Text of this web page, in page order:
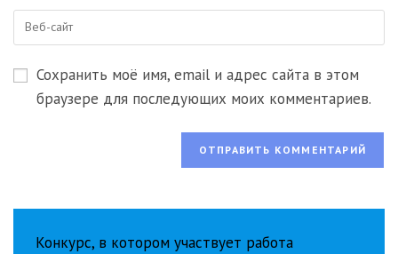
пользователя,
чтобы
прокомментировать
адрес,
чтобы
Введите
веб-
сайта
Сохранить моё имя, email и адрес сайта в этом
браузере для последующих моих комментариев.
Конкурс, в котором участвует работа